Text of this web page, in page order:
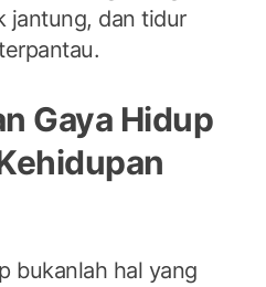
jantung, dan tidur
Gaya Hidup
bukanlah hal yang